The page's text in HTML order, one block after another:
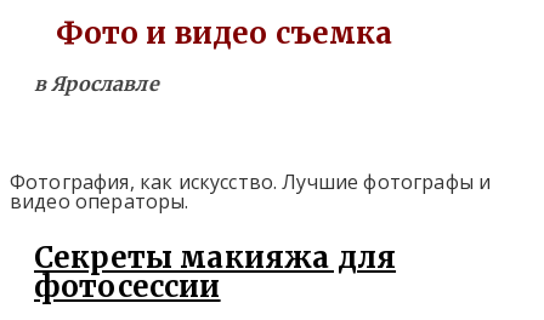
Фото и видео съемка
в Ярославле
Фотография, как искусство. Лучшие фотографы и
видео операторы.
Секреты макияжа для
фотосессии